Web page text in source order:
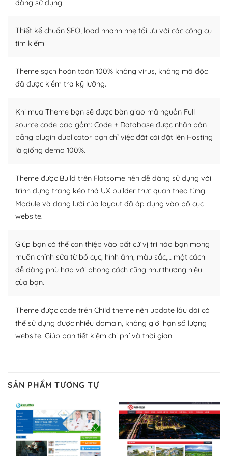
– Sở hữu một cộng đồng lớn, sẵn sàng hỗ trợ
khổng lồ được kiểm duyệt bởi các nhân viên và những
người cuồng tín WordPress.
kiếm những cộng đồng WordPress, họ sẽ giúp bạn trả
lời, giải đáp vấn đề của bạn.
Cộng đồng sử dụng WordPress sẵn sàng hỗ trợ bạn
Plugin mở rộng là thành phần cài đặt thêm vào
WordPress để tăng thêm các tính năng cần thiết. Có
nhiều plugin trả phí hoặc miễn phí.
plugin của WordPress rất phong phú. Bạn có thể thỏa
thích chọn lựa plugin và themes phù hợp cho mục đích
lập website của mình.
– Dễ sử dụng
Với mọi Hosting bất kỳ thì WordPress đều có thể dễ
Và bạn có toàn quyền tự do khi quyết định nơi lưu trữ
trang web WordPress của bạn.
Dễ dàng lựa chọn Hosting cho website WordPress
– Bảo mật cực tốt
dàng sử dụng
Thiết kế chuẩn SEO, load nhanh nhẹ tối ưu với các công cụ
tìm kiếm
Theme sạch hoàn toàn 100% không virus, không mã độc
đã được kiểm tra kỹ lưỡng.
Khi mua Theme bạn sẽ được bàn giao mã nguồn Full
source code bao gồm: Code + Database được nhân bản
bằng plugin duplicator bạn chỉ việc đăt cài đặt lên Hosting
là giống demo 100%.
Theme được Build trên Flatsome nên dễ dàng sử dụng với
trình dựng trang kéo thả UX builder trực quan theo từng
Module và dạng lưới của layout đã áp dụng vào bố cục
website.
Giúp bạn có thể can thiệp vào bất cứ vị trí nào bạn mong
muốn chỉnh sửa từ bố cục, hình ảnh, màu sắc,… một cách
dễ dàng phù hợp với phong cách cũng như thương hiệu
của bạn.
Theme được code trên Child theme nên update lâu dài có
thể sử dụng được nhiều domain, không giới hạn số lượng
website. Giúp bạn tiết kiệm chi phí và thời gian
SẢN PHẨM TƯƠNG TỰ